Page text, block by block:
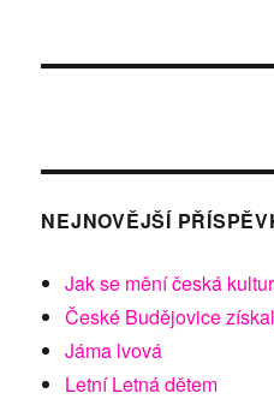
NEJNOVĚJŠÍ
Jak se mění česká
České Budějovice
Jáma lvová
Letní Letná dětem